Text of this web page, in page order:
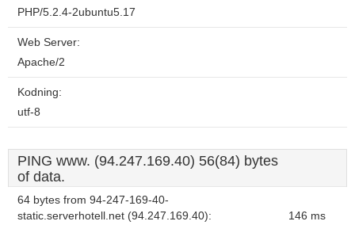
PHP/5.2.4-2ubuntu5.17
Web Server:
Apache/2
Kodning:
utf-8
PING www. (94.247.169.40) 56(84) bytes
of data.
64 bytes from 94-247-169-40-
static.serverhotell.net (94.247.169.40):
146 ms